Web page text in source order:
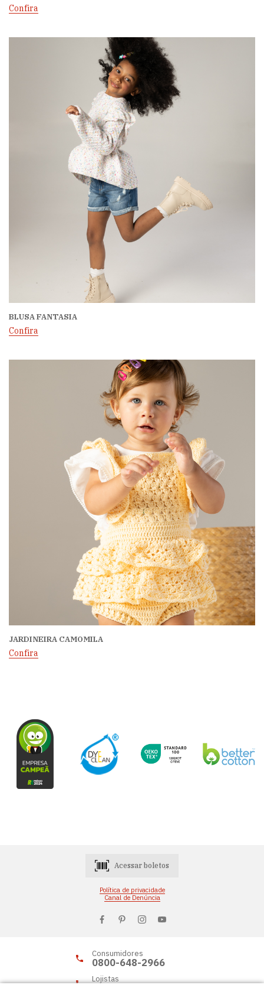
Confira
BLUSA FANTASIA
Confira
JARDINEIRA CAMOMILA
Confira
Acessar boletos
Política de privacidade
Canal de Denúncia
Consumidores
0800-648-2966
Lojistas